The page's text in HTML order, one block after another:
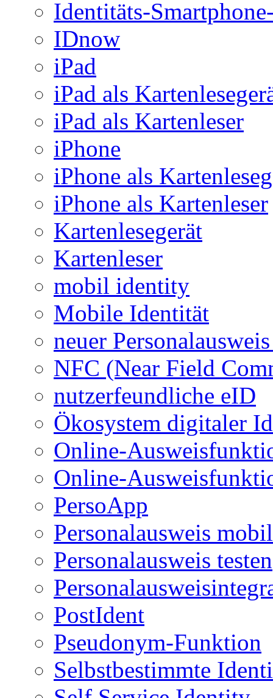
Identitäts-
IDnow
iPad
iPad als
iPad als Kartenleser
iPhone
iPhone als
iPhone als Kartenleser
Kartenlesegerät
Kartenleser
mobil identity
Mobile Identität
neuer
NFC (Near Field
nutzerfeundliche eID
Ökosystem digitaler
Online-
Online-
PersoApp
Personalausweis mobil
Personalausweis testen
PostIdent
Pseudonym-Funktion
Selbstbestimmte